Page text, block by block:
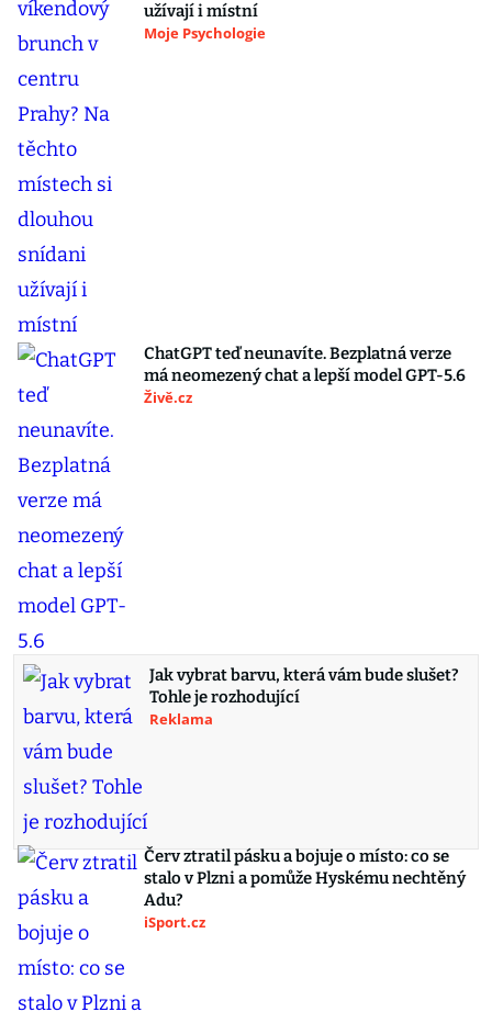
užívají i místní
Moje Psychologie
ChatGPT teď neunavíte. Bezplatná verze
má neomezený chat a lepší model GPT-5.6
Živě.cz
Jak vybrat barvu, která vám bude slušet?
Tohle je rozhodující
Reklama
Červ ztratil pásku a bojuje o místo: co se
stalo v Plzni a pomůže Hyskému nechtěný
Adu?
iSport.cz